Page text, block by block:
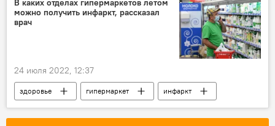
В каких отделах гипермаркетов летом
можно получить инфаркт, рассказал
врач
24 июля 2022, 12:37
здоровье гипермаркет инфаркт